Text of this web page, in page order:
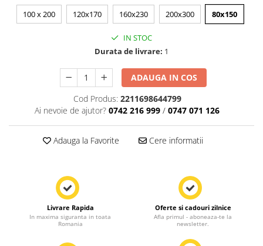
100 x 200 120x170 160x230 200x300 80x150
IN STOC
Durata de livrare: 1
ADAUGA IN COS
Cod Produs: 2211698644799
Ai nevoie de ajutor? 0742 216 999 / 0747 071 126
Adauga la Favorite Cere informatii
Livrare Rapida
In maxima siguranta in toata
Romania
Oferte si cadouri zilnice
Afla primul - aboneaza-te la
newsletter.